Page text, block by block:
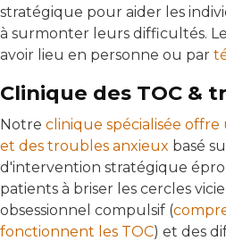
stratégique pour aider les
à surmonter leurs difficultés.
avoir lieu en personne ou par
Clinique des TOC &
Notre clinique spécialisée
et des troubles anxieux basé
d'intervention stratégique
patients à briser les cercles
obsessionnel compulsif (
fonctionnent les TOC) et des